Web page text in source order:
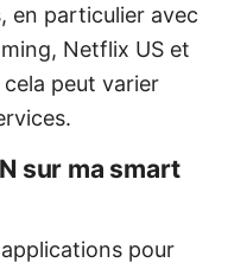
en particulier avec
Netflix US et
peut varier
sur ma smart
pour